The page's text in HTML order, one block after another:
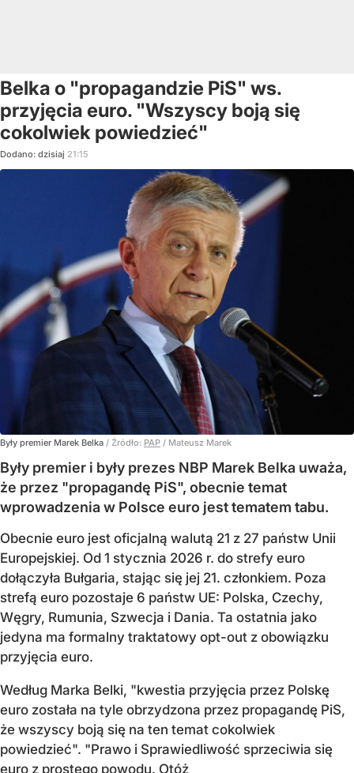
Belka o "propagandzie PiS" ws.
przyjęcia euro. "Wszyscy boją się
cokolwiek powiedzieć"
Dodano: dzisiaj 21:15
Były premier Marek Belka / Źródło: PAP / Mateusz Marek
Były premier i były prezes NBP Marek Belka uważa,
że przez "propagandę PiS", obecnie temat
wprowadzenia w Polsce euro jest tematem tabu.
Obecnie euro jest oficjalną walutą 21 z 27 państw Unii
Europejskiej. Od 1 stycznia 2026 r. do strefy euro
dołączyła Bułgaria, stając się jej 21. członkiem. Poza
strefą euro pozostaje 6 państw UE: Polska, Czechy,
Węgry, Rumunia, Szwecja i Dania. Ta ostatnia jako
jedyna ma formalny traktatowy opt-out z obowiązku
przyjęcia euro.
Według Marka Belki, "kwestia przyjęcia przez Polskę
euro została na tyle obrzydzona przez propagandę PiS,
że wszyscy boją się na ten temat cokolwiek
powiedzieć". "Prawo i Sprawiedliwość sprzeciwia się
euro z prostego powodu. Otóż